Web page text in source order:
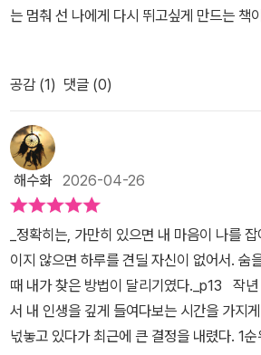
는 멈춰 선 나에게 다시 뛰고싶게 만드는 책이다.단순히 '잘 달리는
있는지, 그 '지속하는 마음'에 대해 이야기 해
책장 넘기는 속도가 빨라진다.​🏃‍♀️ ​작가는 말
선물은 눈에 보이는 '기록'이 아니라, '나는
고.. 무너졌던 삶의 끝자락에서 달리기를 시
일한 안식처였고, 숨이 턱 끝까지 차오르는
살아있음을 증명하는 가장 뜨거운 증거였다.'
길'이 가장 멀다는 작가의 말은, 달리기를 다
나의 마음에 콕 박혀왔다. 맞아~피곤하다는
만대야지ㅜㅜ 초심 어디간?시야 가득 쏟아
끝을 스치던 짭조름한 소금바람을 가르며
의 저는 기록이 아닌 풍경을 호흡했고, 내딛
겼었지 크흡,그 때의 나 어딨니​퇴근 후 쏟아
공감 (1) 댓글 (0)
해수화2026-04-26
_정확히는, 가만히 있으면 내 마음이 나를
이지 않으면 하루를 견딜 자신이 없어서. 숨
때 내가 찾은 방법이 달리기였다._p13 작년 말에 어떤 일을 겪고나
서 내 인생을 깊게 들여다보는 시간을 가지
넋놓고 있다가 최근에 큰 결정을 내렸다. 1